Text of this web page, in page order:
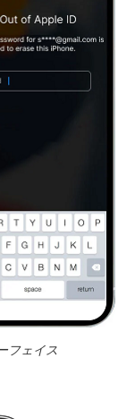
フェイス